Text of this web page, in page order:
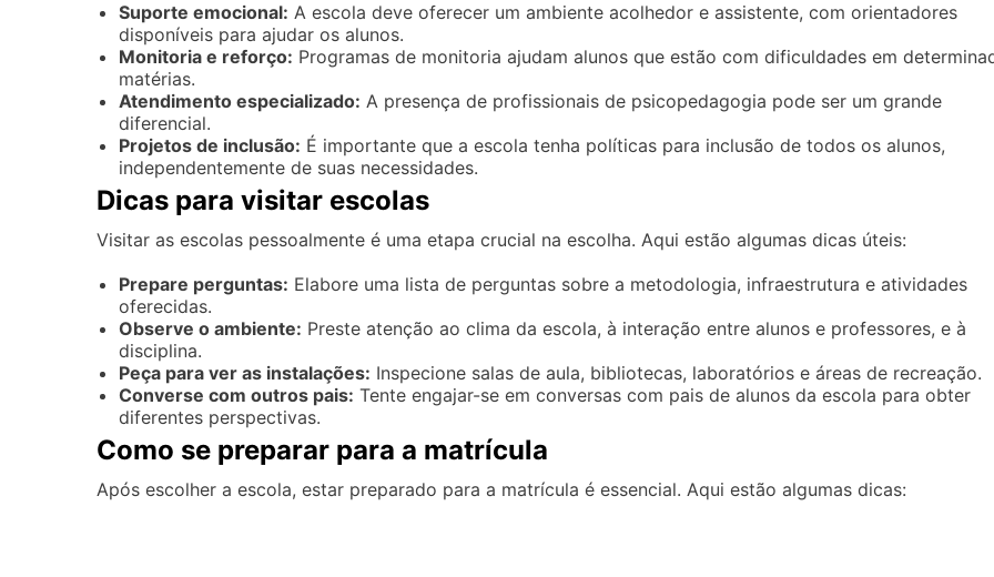
Suporte emocional: A escola deve oferecer um ambiente acolhedor e assistente, com orientadores
disponíveis para ajudar os alunos.
Monitoria e reforço: Programas de monitoria ajudam alunos que estão com dificuldades em
matérias.
Atendimento especializado: A presença de profissionais de psicopedagogia pode ser um grande
diferencial.
Projetos de inclusão: É importante que a escola tenha políticas para inclusão de todos os alunos,
independentemente de suas necessidades.
Dicas para visitar escolas
Visitar as escolas pessoalmente é uma etapa crucial na escolha. Aqui estão algumas dicas úteis:
Prepare perguntas: Elabore uma lista de perguntas sobre a metodologia, infraestrutura e atividades
oferecidas.
Observe o ambiente: Preste atenção ao clima da escola, à interação entre alunos e professores, e à
disciplina.
Peça para ver as instalações: Inspecione salas de aula, bibliotecas, laboratórios e áreas de recreação.
Converse com outros pais: Tente engajar-se em conversas com pais de alunos da escola para obter
diferentes perspectivas.
Como se preparar para a matrícula
Após escolher a escola, estar preparado para a matrícula é essencial. Aqui estão algumas dicas: